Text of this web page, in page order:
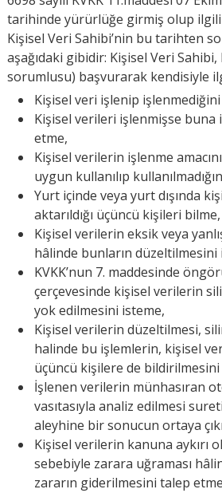
tarihinde yürürlüğe girmiş olup ilgili
Kişisel Veri Sahibi’nin bu tarihten
aşağıdaki gibidir: Kişisel Veri Sahibi,
sorumlusu) başvurarak kendisiyle
Kişisel veri işlenip
Kişisel verileri işlenmişse
etme,
Kişisel verilerin işlenme
uygun kullanılıp
Yurt içinde veya yurt dışında
aktarıldığı üçüncü kişileri bilme,
Kişisel verilerin eksik veya
hâlinde bunların düzeltilmesini
KVKK’nun 7. maddesinde
çerçevesinde kişisel verilerin
yok edilmesini isteme,
Kişisel verilerin düzeltilmesi,
halinde bu işlemlerin, kişisel
üçüncü kişilere de
İşlenen verilerin münhasıran
vasıtasıyla analiz edilmesi
aleyhine bir sonucun ortaya
Kişisel verilerin kanuna aykırı
sebebiyle zarara uğraması
zararın giderilmesini talep